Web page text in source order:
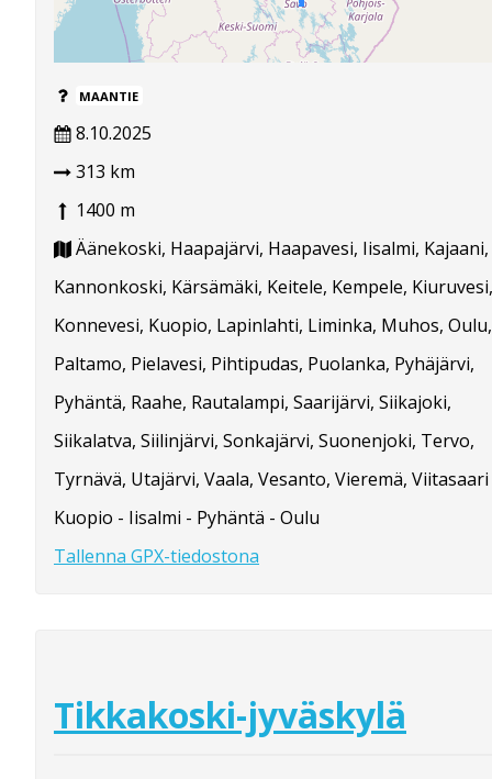
MAANTIE
8.10.2025
313 km
1400 m
Äänekoski, Haapajärvi, Haapavesi, Iisalmi, Kajaani,
Kannonkoski, Kärsämäki, Keitele, Kempele, Kiuruvesi,
Konnevesi, Kuopio, Lapinlahti, Liminka, Muhos, Oulu,
Paltamo, Pielavesi, Pihtipudas, Puolanka, Pyhäjärvi,
Pyhäntä, Raahe, Rautalampi, Saarijärvi, Siikajoki,
Siikalatva, Siilinjärvi, Sonkajärvi, Suonenjoki, Tervo,
Tyrnävä, Utajärvi, Vaala, Vesanto, Vieremä, Viitasaari
Kuopio - Iisalmi - Pyhäntä - Oulu
Tallenna GPX-tiedostona
Tikkakoski-jyväskylä